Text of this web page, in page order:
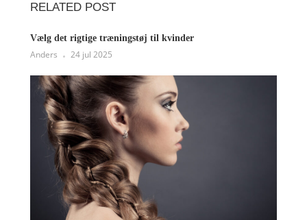
RELATED POST
Vælg det rigtige træningstøj til kvinder
Anders 24 jul 2025